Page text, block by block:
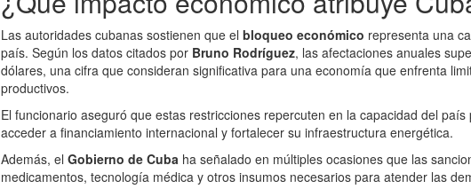
Las autoridades cubanas sostienen que el bloqueo económico representa una
país. Según los datos citados por Bruno Rodríguez, las afectaciones anuales
dólares, una cifra que consideran significativa para una economía que enfrenta
productivos.
El funcionario aseguró que estas restricciones repercuten en la capacidad del
acceder a financiamiento internacional y fortalecer su infraestructura energética.
Además, el Gobierno de Cuba ha señalado en múltiples ocasiones que las
medicamentos, tecnología médica y otros insumos necesarios para atender las